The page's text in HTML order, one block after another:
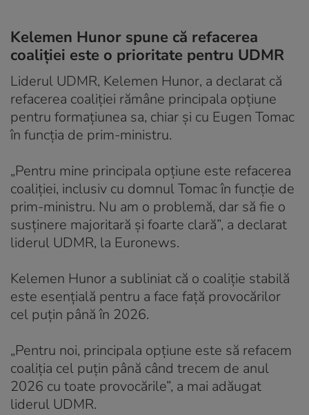
Kelemen Hunor spune că refacerea
coaliției este o prioritate pentru UDMR
Liderul UDMR, Kelemen Hunor, a declarat că
refacerea coaliției rămâne principala opțiune
pentru formațiunea sa, chiar și cu Eugen Tomac
în funcția de prim-ministru.
„Pentru mine principala opțiune este refacerea
coaliției, inclusiv cu domnul Tomac în funcție de
prim-ministru. Nu am o problemă, dar să fie o
susținere majoritară și foarte clară”, a declarat
liderul UDMR, la Euronews.
Kelemen Hunor a subliniat că o coaliție stabilă
este esențială pentru a face față provocărilor
cel puțin până în 2026.
„Pentru noi, principala opțiune este să refacem
coaliția cel puțin până când trecem de anul
2026 cu toate provocările”, a mai adăugat
liderul UDMR.